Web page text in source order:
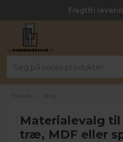
Fragtfri
Materialevalg
træ, MDF eller